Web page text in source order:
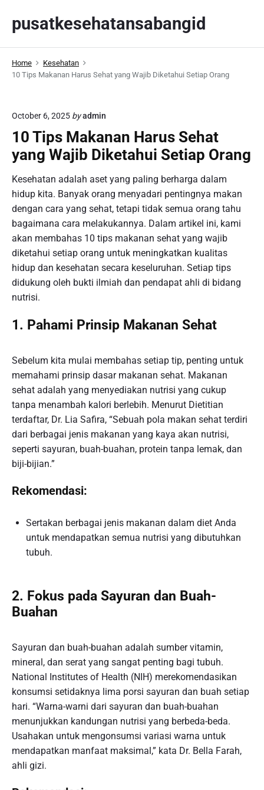
p
pusatkesehatansabangid
Home
Kesehatan
10 Tips Makanan Harus Sehat yang Wajib Diketahui Setiap Orang
October 6, 2025 byadmin
10 Tips Makanan Harus Sehat
yang Wajib Diketahui Setiap Orang
Kesehatan adalah aset yang paling berharga dalam
hidup kita. Banyak orang menyadari pentingnya makan
dengan cara yang sehat, tetapi tidak semua orang tahu
bagaimana cara melakukannya. Dalam artikel ini, kami
akan membahas 10 tips makanan sehat yang wajib
diketahui setiap orang untuk meningkatkan kualitas
hidup dan kesehatan secara keseluruhan. Setiap tips
didukung oleh bukti ilmiah dan pendapat ahli di bidang
nutrisi.
1. Pahami Prinsip Makanan Sehat
Sebelum kita mulai membahas setiap tip, penting untuk
memahami prinsip dasar makanan sehat. Makanan
sehat adalah yang menyediakan nutrisi yang cukup
tanpa menambah kalori berlebih. Menurut Dietitian
terdaftar, Dr. Lia Safira, “Sebuah pola makan sehat terdiri
dari berbagai jenis makanan yang kaya akan nutrisi,
seperti sayuran, buah-buahan, protein tanpa lemak, dan
biji-bijian.”
Rekomendasi:
Sertakan berbagai jenis makanan dalam diet Anda
untuk mendapatkan semua nutrisi yang dibutuhkan
tubuh.
2. Fokus pada Sayuran dan Buah-
Buahan
Sayuran dan buah-buahan adalah sumber vitamin,
mineral, dan serat yang sangat penting bagi tubuh.
National Institutes of Health (NIH) merekomendasikan
konsumsi setidaknya lima porsi sayuran dan buah setiap
hari. “Warna-warni dari sayuran dan buah-buahan
menunjukkan kandungan nutrisi yang berbeda-beda.
Usahakan untuk mengonsumsi variasi warna untuk
mendapatkan manfaat maksimal,” kata Dr. Bella Farah,
ahli gizi.